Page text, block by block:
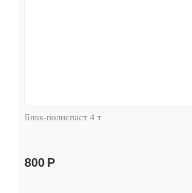
Блок-полиспаст 4 т
800 Р